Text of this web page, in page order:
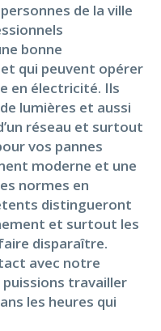
de la ville
bonne
qui peuvent opérer
en électricité. Ils
lumières et aussi
réseau et surtout
vos pannes
moderne et une
normes en
distingueront
et surtout les
disparaître.
avec notre
puissions travailler
les heures qui